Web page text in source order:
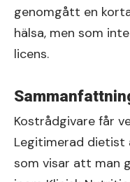
genomgått en
hälsa, men som
licens.
Kostrådgivare får
Legitimerad dietist
som visar att man